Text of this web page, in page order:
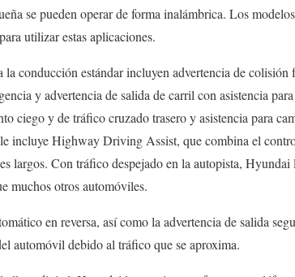
se pueden operar de forma inalámbrica. Los
utilizar estas aplicaciones.
la conducción estándar incluyen advertencia de
y advertencia de salida de carril con asistencia
ciego y de tráfico cruzado trasero y asistencia para
incluye Highway Driving Assist, que combina el
largos. Con tráfico despejado en la autopista, Hyundai
muchos otros automóviles.
en reversa, así como la advertencia de salida
automóvil debido al tráfico que se aproxima.